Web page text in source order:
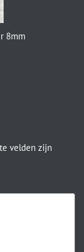
8mm
velden zijn